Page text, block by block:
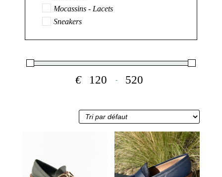
Mocassins - Lacets
Sneakers
€
Minimum Price
-
Maximum Price